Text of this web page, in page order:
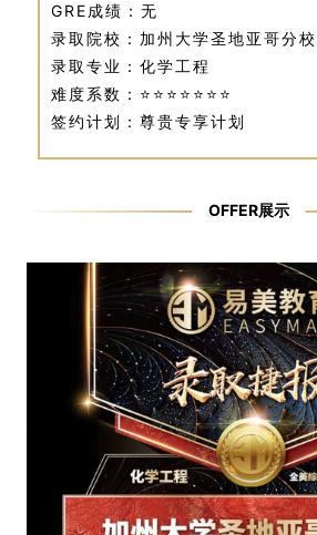
GRE成绩：无
录取院校：加州大学圣地亚哥分校
录取专业：化学工程
难度系数：⭐⭐⭐⭐⭐⭐⭐
签约计划：尊贵专享计划
OFFER展示